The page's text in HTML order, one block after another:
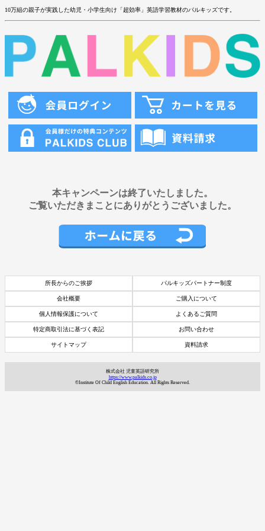
10万組の親子が実践した幼児・小学生向け「超効率」英語学習教材のパルキッズです。
本キャンペーンは終了いたしました。
ご覧いただきまことにありがとうございました。
所長からのご挨拶 パルキッズパートナー制度
会社概要 ご購入について
個人情報保護について よくあるご質問
特定商取引法に基づく表記 お問い合わせ
サイトマップ 資料請求
株式会社 児童英語研究所
https://www.palkids.co.jp
©Institute Of Child English Education. All Rights Reserved.